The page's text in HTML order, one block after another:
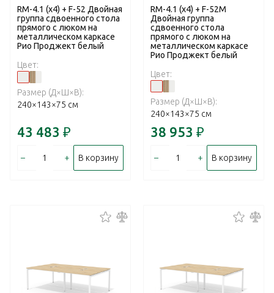
RM-4.1 (x4) + F-52 Двойная
группа сдвоенного стола
прямого с люком на
металлическом каркасе
Рио Проджект белый
Цвет:
Размер (Д×Ш×В):
240×143×75 см
43 483 ₽
– + В корзину
RM-4.1 (x4) + F-52M
Двойная группа
сдвоенного стола
прямого с люком на
металлическом каркасе
Рио Проджект белый
Цвет:
Размер (Д×Ш×В):
240×143×75 см
38 953 ₽
– + В корзину